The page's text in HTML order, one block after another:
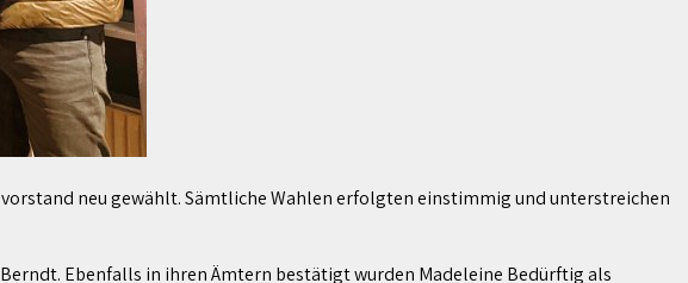
neu gewählt. Sämtliche Wahlen erfolgten einstimmig und unterstreichen
Ebenfalls in ihren Ämtern bestätigt wurden Madeleine Bedürftig als